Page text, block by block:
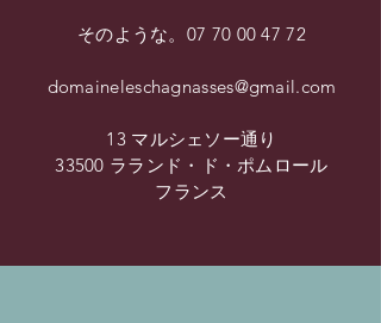
そのような。 07 70 00 47 72
domaineleschagnasses@gmail.com
13 マルシェソー通り
33500 ラランド・ド・ポムロール
フランス